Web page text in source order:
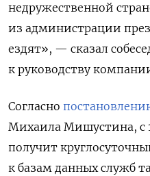
недружественной
из администрации
ездят», — сказал
к руководству
Согласно
Михаила Мишустина, с
получит
к базам данных служб